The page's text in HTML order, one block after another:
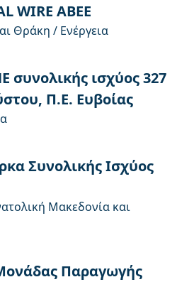
WIRE ABEE
Θράκη / Ενέργεια
συνολικής ισχύος 327
Π.Ε. Ευβοίας
Συνολικής Ισχύος
Μακεδονία και
Παραγωγής